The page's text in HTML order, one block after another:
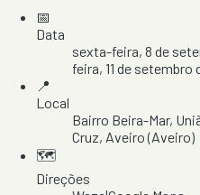
📅
Data
sexta-feira, 8 de
feira, 11 de setembro
📍
Local
Bairro Beira-Mar,
Cruz, Aveiro(Aveiro)
🗺️
Direções